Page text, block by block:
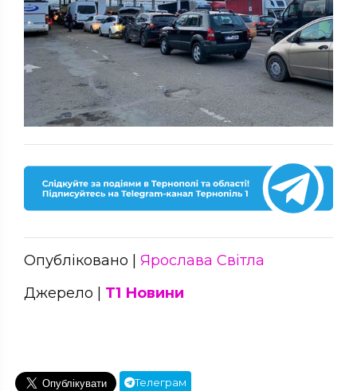
Опубліковано | Ярослава Світла
Джерело | Т1 Новини
Телеграм